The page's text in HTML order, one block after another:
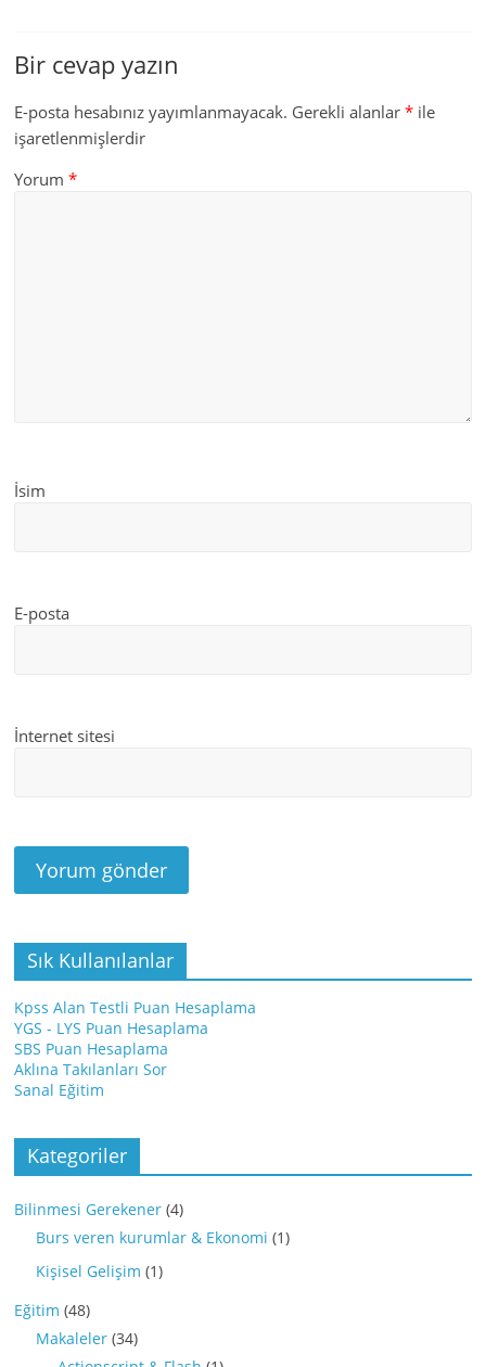
Bir cevap yazın
E-posta hesabınız yayımlanmayacak. Gerekli alanlar* ile
işaretlenmişlerdir
Yorum*
İsim
E-posta
İnternet sitesi
Sık Kullanılanlar
Kpss Alan Testli Puan Hesaplama
YGS - LYS Puan Hesaplama
SBS Puan Hesaplama
Aklına Takılanları Sor
Sanal Eğitim
Kategoriler
Bilinmesi Gerekener (4)
Burs veren kurumlar & Ekonomi (1)
Kişisel Gelişim (1)
Eğitim (48)
Makaleler (34)